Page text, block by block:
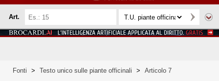
Art.
Fonti > Testo unico sulle piante officinali > Articolo 7